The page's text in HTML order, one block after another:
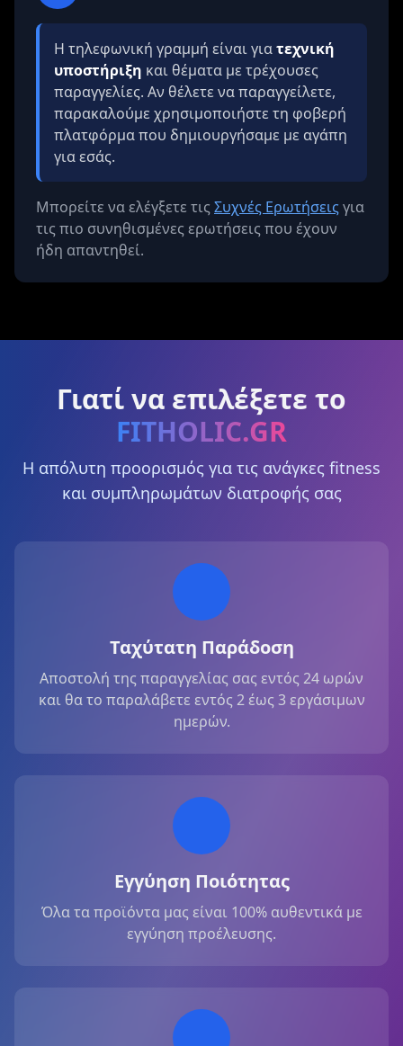
Η τηλεφωνική γραμμή είναι γιατεχνική
υποστήριξη και θέματα με τρέχουσες
παραγγελίες. Αν θέλετε να παραγγείλετε,
παρακαλούμε χρησιμοποιήστε τη φοβερή
πλατφόρμα που δημιουργήσαμε με αγάπη
για εσάς.
Μπορείτε να ελέγξετε τις Συχνές Ερωτήσειςγια
τις πιο συνηθισμένες ερωτήσεις που έχουν
ήδη απαντηθεί.
Γιατί να επιλέξετε το
FITHOLIC.GR
Η απόλυτη προορισμός για τις ανάγκες fitness
και συμπληρωμάτων διατροφής σας
Ταχύτατη Παράδοση
Αποστολή της παραγγελίας σας εντός 24 ωρών
και θα το παραλάβετε εντός 2 έως 3 εργάσιμων
ημερών.
Εγγύηση Ποιότητας
Όλα τα προϊόντα μας είναι 100% αυθεντικά με
εγγύηση προέλευσης.